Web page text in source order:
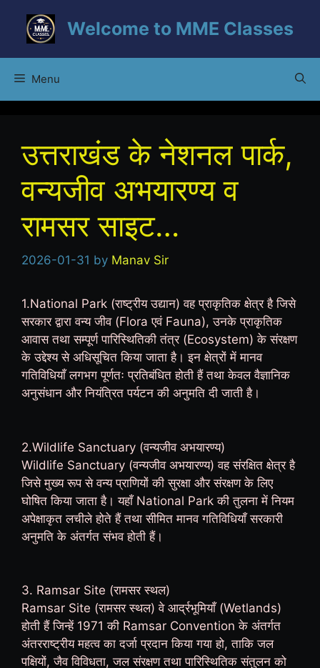
content
Welcome to MME Classes
Menu
उत्तराखंड के नेशनल पार्क,
वन्यजीव अभयारण्य व
रामसर साइट…
2026-01-31 by Manav Sir
1.National Park (राष्ट्रीय उद्यान) वह प्राकृतिक क्षेत्र है जिसे
सरकार द्वारा वन्य जीव (Flora एवं Fauna), उनके प्राकृतिक
आवास तथा सम्पूर्ण पारिस्थितिकी तंत्र (Ecosystem) के संरक्षण
के उद्देश्य से अधिसूचित किया जाता है। इन क्षेत्रों में मानव
गतिविधियाँ लगभग पूर्णतः प्रतिबंधित होती हैं तथा केवल वैज्ञानिक
अनुसंधान और नियंत्रित पर्यटन की अनुमति दी जाती है।
2.Wildlife Sanctuary (वन्यजीव अभयारण्य)
Wildlife Sanctuary (वन्यजीव अभयारण्य) वह संरक्षित क्षेत्र है
जिसे मुख्य रूप से वन्य प्राणियों की सुरक्षा और संरक्षण के लिए
घोषित किया जाता है। यहाँ National Park की तुलना में नियम
अपेक्षाकृत लचीले होते हैं तथा सीमित मानव गतिविधियाँ सरकारी
अनुमति के अंतर्गत संभव होती हैं।
3. Ramsar Site (रामसर स्थल)
Ramsar Site (रामसर स्थल) वे आर्द्रभूमियाँ (Wetlands)
होती हैं जिन्हें 1971 की Ramsar Convention के अंतर्गत
अंतरराष्ट्रीय महत्व का दर्जा प्रदान किया गया हो, ताकि जल
पक्षियों, जैव विविधता, जल संरक्षण तथा पारिस्थितिक संतुलन को